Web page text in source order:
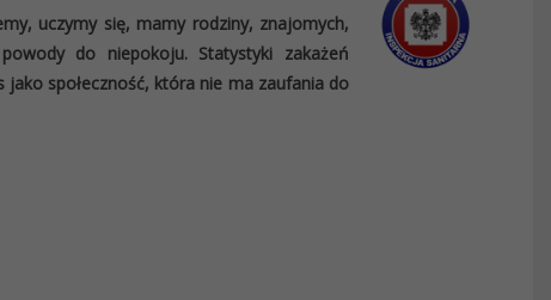
uczymy się, mamy rodziny, znajomych,
do niepokoju. Statystyki zakażeń
społeczność, która nie ma zaufania do